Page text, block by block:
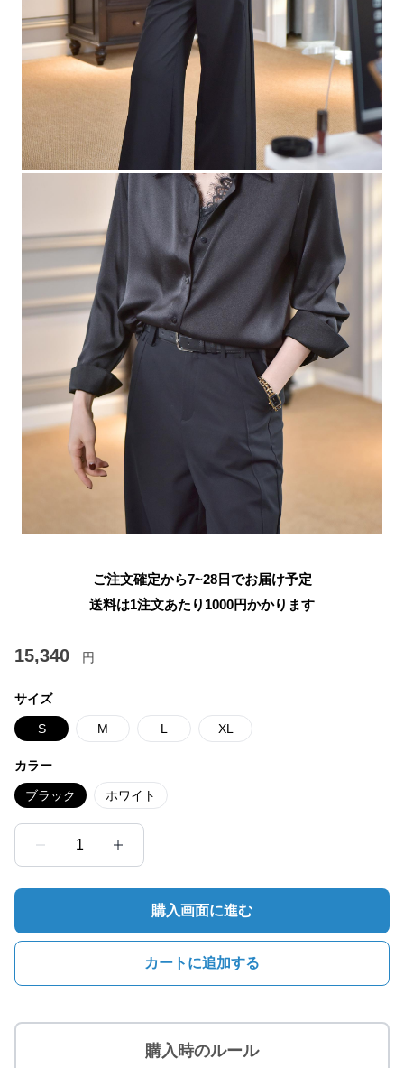
ご注文確定から7~28日でお届け予定
送料は1注文あたり 1000円かかります
15,340 円
サイズ
S M L XL
カラー
ブラック ホワイト
1
購入画面に進む
カートに追加する
購入時のルール